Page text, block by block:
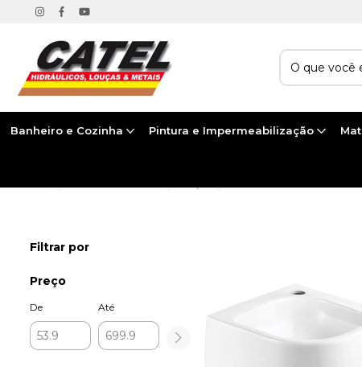
Banheiro e Cozinha Pintura e Impermeabilização
Filtrar por
Preço
De Até